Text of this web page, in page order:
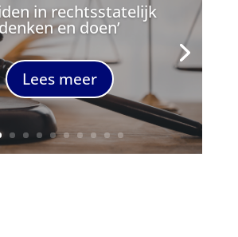
in rechtsstatelijk
en doen’
Lees meer